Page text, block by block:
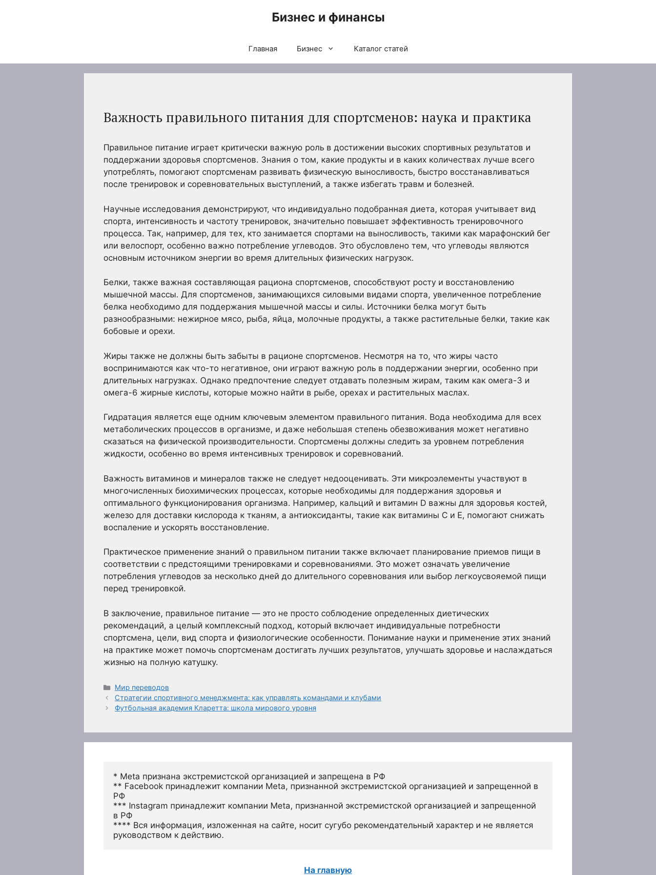
Бизнес и финансы
Главная Бизнес Каталог статей
Важность правильного питания для спортсменов: наука и практика
Правильное питание играет критически важную роль в достижении высоких спортивных результатов и
поддержании здоровья спортсменов. Знания о том, какие продукты и в каких количествах лучше всего
употреблять, помогают спортсменам развивать физическую выносливость, быстро восстанавливаться
после тренировок и соревновательных выступлений, а также избегать травм и болезней.
Научные исследования демонстрируют, что индивидуально подобранная диета, которая учитывает вид
спорта, интенсивность и частоту тренировок, значительно повышает эффективность тренировочного
процесса. Так, например, для тех, кто занимается спортами на выносливость, такими как марафонский бег
или велоспорт, особенно важно потребление углеводов. Это обусловлено тем, что углеводы являются
основным источником энергии во время длительных физических нагрузок.
Белки, также важная составляющая рациона спортсменов, способствуют росту и восстановлению
мышечной массы. Для спортсменов, занимающихся силовыми видами спорта, увеличенное потребление
белка необходимо для поддержания мышечной массы и силы. Источники белка могут быть
разнообразными: нежирное мясо, рыба, яйца, молочные продукты, а также растительные белки, такие как
бобовые и орехи.
Жиры также не должны быть забыты в рационе спортсменов. Несмотря на то, что жиры часто
воспринимаются как что-то негативное, они играют важную роль в поддержании энергии, особенно при
длительных нагрузках. Однако предпочтение следует отдавать полезным жирам, таким как омега-3 и
омега-6 жирные кислоты, которые можно найти в рыбе, орехах и растительных маслах.
Гидратация является еще одним ключевым элементом правильного питания. Вода необходима для всех
метаболических процессов в организме, и даже небольшая степень обезвоживания может негативно
сказаться на физической производительности. Спортсмены должны следить за уровнем потребления
жидкости, особенно во время интенсивных тренировок и соревнований.
Важность витаминов и минералов также не следует недооценивать. Эти микроэлементы участвуют в
многочисленных биохимических процессах, которые необходимы для поддержания здоровья и
оптимального функционирования организма. Например, кальций и витамин D важны для здоровья костей,
железо для доставки кислорода к тканям, а антиоксиданты, такие как витамины C и E, помогают снижать
воспаление и ускорять восстановление.
Практическое применение знаний о правильном питании также включает планирование приемов пищи в
соответствии с предстоящими тренировками и соревнованиями. Это может означать увеличение
потребления углеводов за несколько дней до длительного соревнования или выбор легкоусвояемой пищи
перед тренировкой.
В заключение, правильное питание — это не просто соблюдение определенных диетических
рекомендаций, а целый комплексный подход, который включает индивидуальные потребности
спортсмена, цели, вид спорта и физиологические особенности. Понимание науки и применение этих знаний
на практике может помочь спортсменам достигать лучших результатов, улучшать здоровье и наслаждаться
жизнью на полную катушку.
Рубрики
Мир переводов
Стратегии спортивного менеджмента: как управлять командами и клубами
Футбольная академия Кларетта: школа мирового уровня
* Meta признана экстремистской организацией и запрещена в РФ
** Facebook принадлежит компании Meta, признанной экстремистской организацией и запрещенной в
РФ
*** Instagram принадлежит компании Meta, признанной экстремистской организацией и запрещенной
в РФ
**** Вся информация, изложенная на сайте, носит сугубо рекомендательный характер и не является
руководством к действию.
На главную